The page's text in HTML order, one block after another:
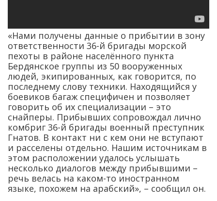
«Нами получены данные о прибытии в зону
ответственности 36-й бригады морской
пехоты в районе населённого пункта
Бердянское группы из 50 вооруженных
людей, экипированных, как говорится, по
последнему слову техники. Находящийся у
боевиков багаж специфичен и позволяет
говорить об их специализации – это
снайперы. Прибывших сопровождал лично
комбриг 36-й бригады военный преступник
Гнатов. В контакт ни с кем они не вступают
и расселены отдельно. Нашим источникам в
этом расположении удалось услышать
несколько диалогов между прибывшими –
речь велась на каком-то иностранном
языке, похожем на арабский», – сообщил он.